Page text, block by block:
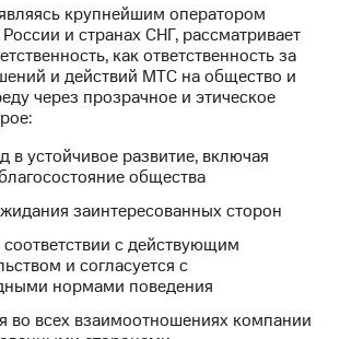
крупнейшим оператором
и странах СНГ, рассматривает
как ответственность за
и действий МТС на общество и
через прозрачное и этическое
в устойчивое развитие, включая
общества
заинтересованных сторон
соответствии с действующим
и согласуется с
нормами поведения
во всех взаимоотношениях компании